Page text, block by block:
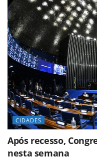
CIDADES
Após recesso,
nesta semana